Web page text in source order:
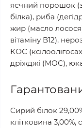
яєчний порошок
білка), риба
жир (масло
вітаміну В12),
КОС
дріжджі (МОС),
Сирий білок
клітковина 3,00%,